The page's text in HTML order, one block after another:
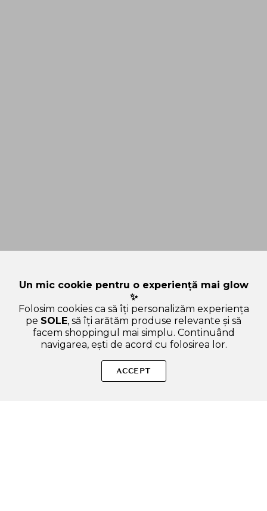
Produse autentice, conforme UE, alese responsabil.
Un mic cookie pentru o experiență mai glow
✨
Folosim cookies ca să îți personalizăm experiența
pe SOLE, să îți arătăm produse relevante și să
facem shoppingul mai simplu. Continuând
navigarea, ești de acord cu folosirea lor.
ACCEPT